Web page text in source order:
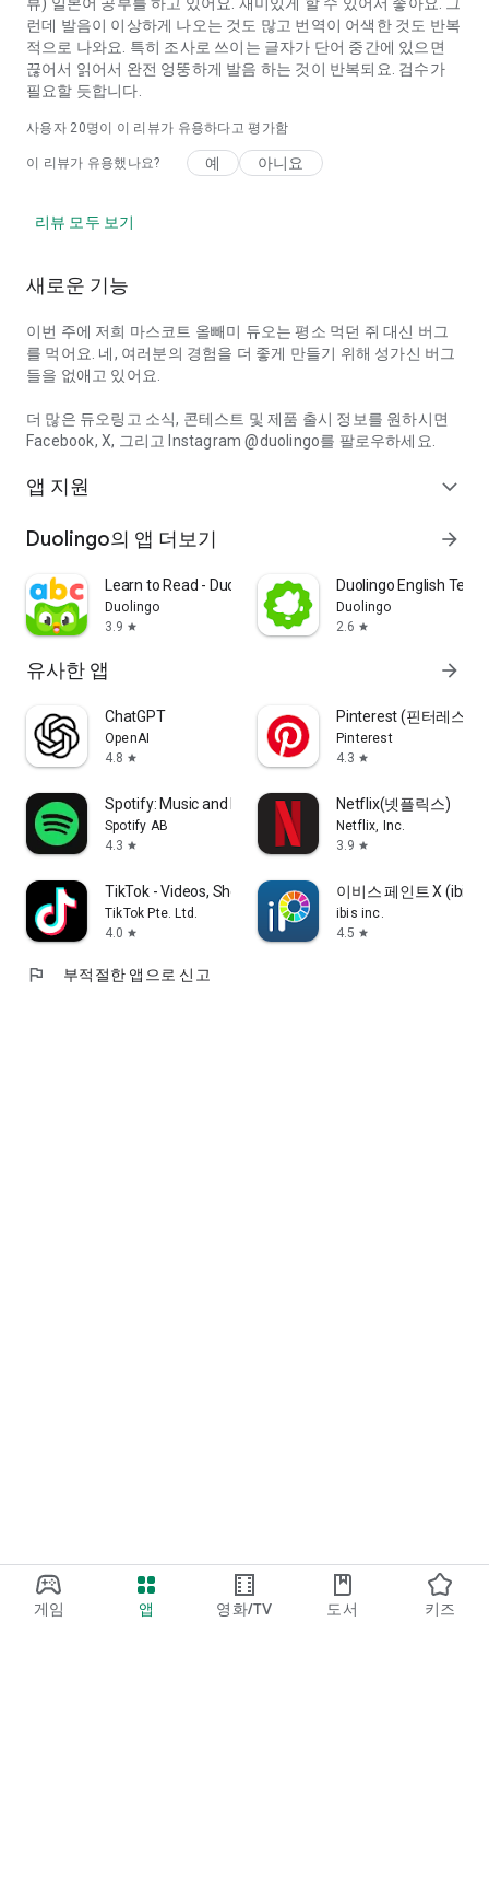
게임 앱 영화/TV 도서 키즈
뷰) 일본어 공부를 하고 있어요. 재미있게 할 수 있어서 좋아요. 그
런데 발음이 이상하게 나오는 것도 많고 번역이 어색한 것도 반복
적으로 나와요. 특히 조사로 쓰이는 글자가 단어 중간에 있으면
끊어서 읽어서 완전 엉뚱하게 발음 하는 것이 반복되요. 검수가
필요할 듯합니다.
사용자 20명이 이 리뷰가 유용하다고 평가함
이 리뷰가 유용했나요? 예 아니요
리뷰 모두 보기
새로운 기능
이번 주에 저희 마스코트 올빼미 듀오는 평소 먹던 쥐 대신 버그
를 먹어요. 네, 여러분의 경험을 더 좋게 만들기 위해 성가신 버그
들을 없애고 있어요.
더 많은 듀오링고 소식, 콘테스트 및 제품 출시 정보를 원하시면
Facebook, X, 그리고 Instagram @duolingo를 팔로우하세요.
앱 지원 expand_more
Duolingo의 앱 더보기 arrow_forward
Learn to Read - Duolingo ABC
Duolingo
3.9 star
Duolingo English Test
Duolingo
2.6 star
유사한 앱 arrow_forward
ChatGPT
OpenAI
4.8 star
Pinterest (핀터레스트
Pinterest
4.3 star
Spotify: Music and Podcasts
Spotify AB
4.3 star
Netflix(넷플릭스)
Netflix, Inc.
3.9 star
TikTok - Videos, Shop & LIVE
TikTok Pte. Ltd.
4.0 star
이비스 페인트 X (ibis
ibis inc.
4.5 star
flag 부적절한 앱으로 신고